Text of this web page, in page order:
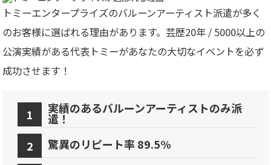
トミーエンタープライズのバルーンアーティスト派遣が多く
のお客様に選ばれる理由があります。芸歴20年 / 5000以上の
公演実績がある代表トミーがあなたの大切なイベントを必ず
成功させます！
実績のあるバルーンアーティストのみ派
遣！
驚異のリピート率 89.5%